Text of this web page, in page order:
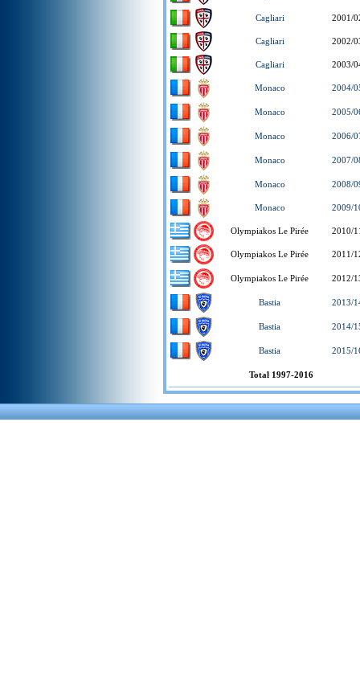
Cagliari 2001/
Cagliari 2002/
Cagliari 2003/
Monaco 2004/
Monaco 2005/
Monaco 2006/
Monaco 2007/
Monaco 2008/
Monaco 2009/
Olympiakos Le Pirée 2010/
Olympiakos Le Pirée 2011/
Olympiakos Le Pirée 2012/
Bastia 2013/
Bastia 2014/
Bastia 2015/
Total 1997-2016